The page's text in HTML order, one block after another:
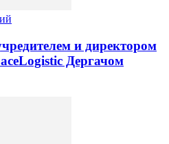
и директором
Дергачом